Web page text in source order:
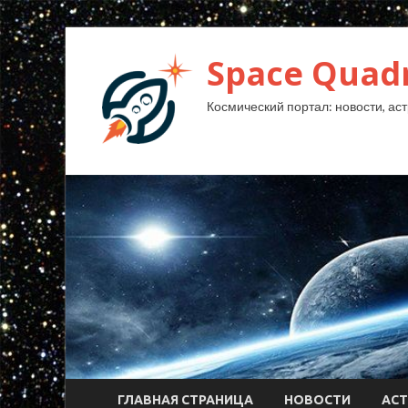
Space
Космический портал: новости,
ГЛАВНАЯ СТРАНИЦА НОВОСТИ